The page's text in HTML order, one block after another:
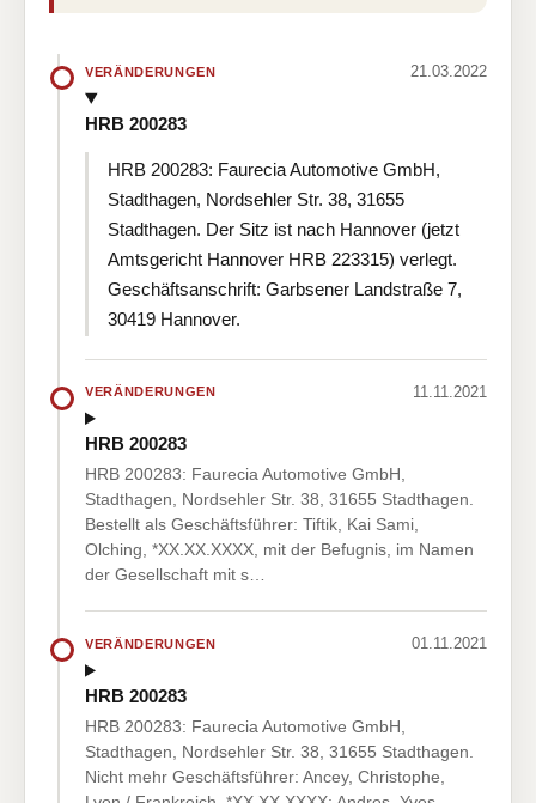
VERÄNDERUNGEN 21.03.2022
HRB 200283
HRB 200283: Faurecia Automotive GmbH,
Stadthagen, Nordsehler Str. 38, 31655
Stadthagen. Der Sitz ist nach Hannover (jetzt
Amtsgericht Hannover HRB 223315) verlegt.
Geschäftsanschrift: Garbsener Landstraße 7,
30419 Hannover.
VERÄNDERUNGEN 11.11.2021
HRB 200283
HRB 200283: Faurecia Automotive GmbH,
Stadthagen, Nordsehler Str. 38, 31655 Stadthagen.
Bestellt als Geschäftsführer: Tiftik, Kai Sami,
Olching, *XX.XX.XXXX, mit der Befugnis, im Namen
der Gesellschaft mit s…
VERÄNDERUNGEN 01.11.2021
HRB 200283
HRB 200283: Faurecia Automotive GmbH,
Stadthagen, Nordsehler Str. 38, 31655 Stadthagen.
Nicht mehr Geschäftsführer: Ancey, Christophe,